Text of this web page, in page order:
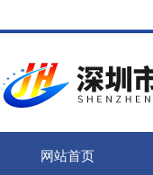
网站首页